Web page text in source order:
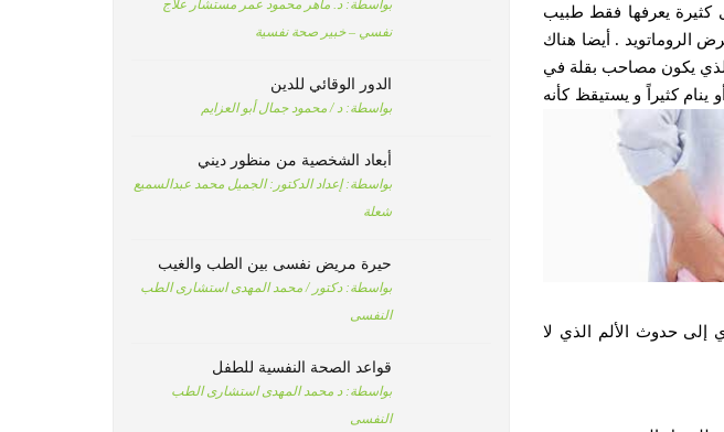
كثيرة يعرفها فقط طبيب
الروماتويد . أيضا هناك
يكون مصاحب بقلة في
ينام كثيراً و يستيقظ كأنه
إلى حدوث الألم الذي لا
بواسطة:د. ماهر محمود عمر مستشار علاج
نفسي – خبير صحة نفسية
الدور الوقائي للدين
بواسطة:د / محمود جمال أبو العزايم
أبعاد الشخصية من منظور ديني
بواسطة:إعداد الدكتور: الجميل محمد عبدالسميع
شعلة
حيرة مريض نفسى بين الطب والغيب
بواسطة:دكتور / محمد المهدى استشارى الطب
النفسى
قواعد الصحة النفسية للطفل
بواسطة:د محمد المهدى استشارى الطب
النفسى